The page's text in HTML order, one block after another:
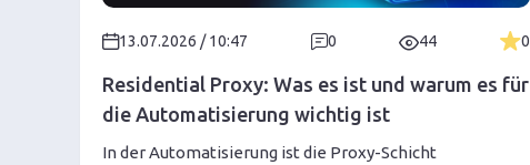
13.07.2026 / 10:47 0 44 0
Residential Proxy: Was es ist und warum es für
die Automatisierung wichtig ist
In der Automatisierung ist die Proxy-Schicht